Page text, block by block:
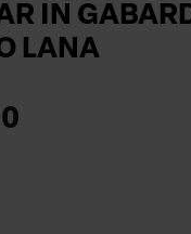
IN
LANA